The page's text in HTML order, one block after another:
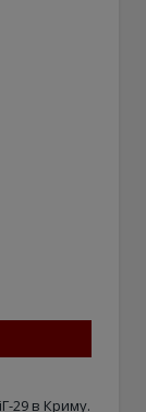
29 в Криму.